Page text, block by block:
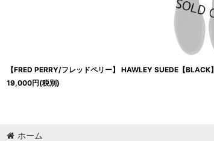
【FRED PERRY/フレッドペリー】 HAWLEY SUEDE【BLACK】
19,000円(税別)
ホーム